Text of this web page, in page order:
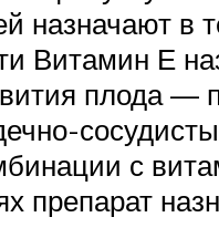
назначают в
Витамин Е
плода —
с
препарат